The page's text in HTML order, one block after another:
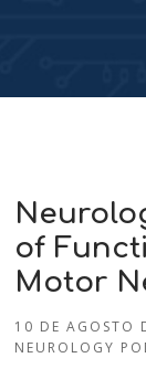
of
Motor
10 DE AGOSTO
NEUROLOGY